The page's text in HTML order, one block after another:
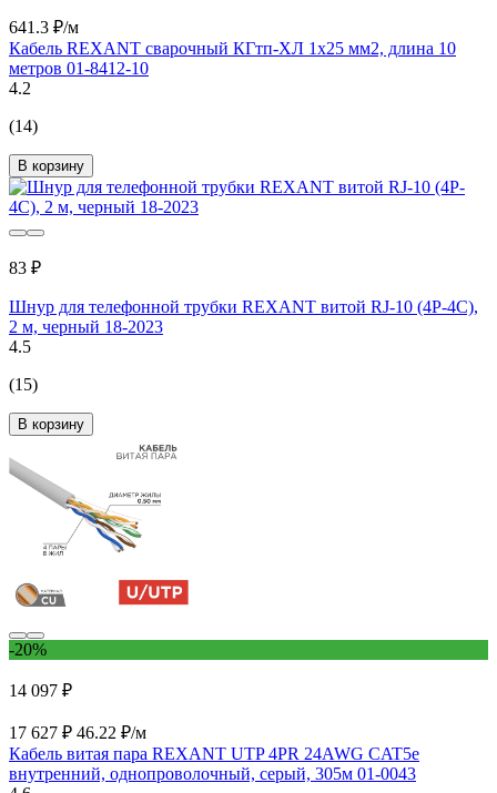
641.3 ₽/м
Кабель REXANT сварочный КГтп-ХЛ 1х25 мм2, длина 10
метров 01-8412-10
4.2
(14)
В корзину
83 ₽
Шнур для телефонной трубки REXANT витой RJ-10 (4P-4C),
2 м, черный 18-2023
4.5
(15)
В корзину
-20%
14 097 ₽
17 627 ₽ 46.22 ₽/м
Кабель витая пара REXANT UTP 4PR 24AWG CAT5e
внутренний, однопроволочный, серый, 305м 01-0043